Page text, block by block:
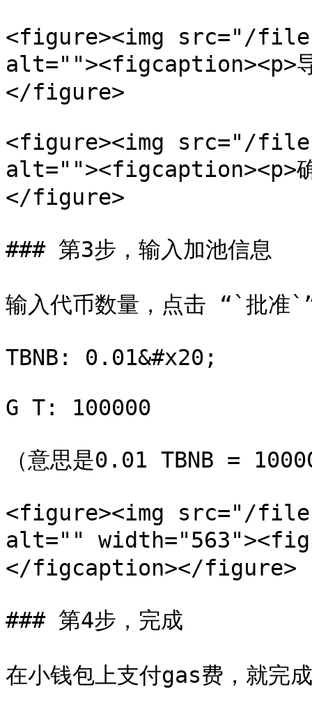
<figure><img src="/files/
alt=""><figcaption><p>
</figure>
<figure><img src="/files/
alt=""><figcaption><p>
</figure>
### 第3步，输入加池信息
输入代币数量，点击 “`批准
TBNB: 0.01&#x20;
G T: 100000
（意思是0.01 TBNB =
<figure><img src="/files/
alt=""
</figcaption></figure>
### 第4步，完成
在小钱包上支付gas费，就完